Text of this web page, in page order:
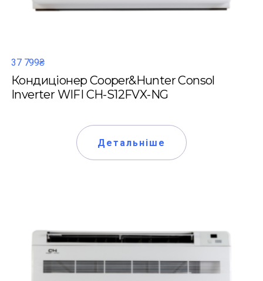
37 799₴
Кондиціонер Cooper&Hunter Consol
Inverter WIFI CH-S12FVX-NG
Детальніше